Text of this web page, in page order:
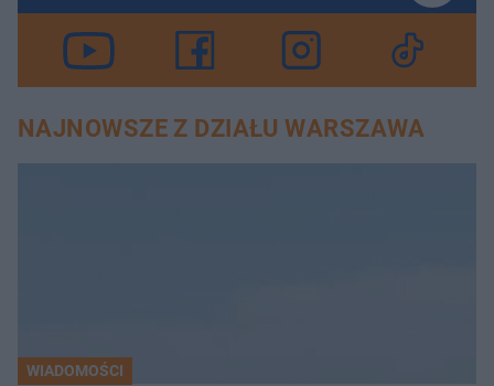
NAJNOWSZE Z DZIAŁU WARSZAWA
WIADOMOŚCI